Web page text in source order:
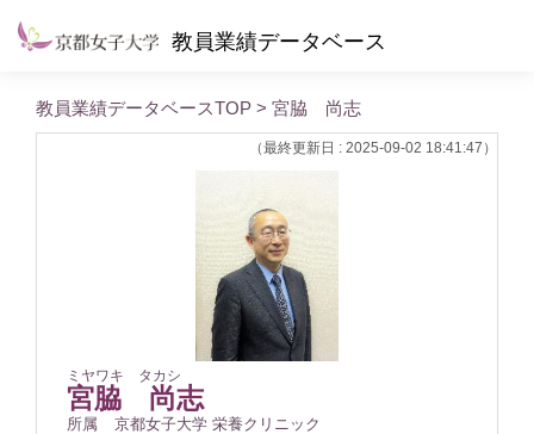
教員業績データベース
教員業績データベースTOP > 宮脇 尚志
（最終更新日 : 2025-09-02 18:41:47）
ミヤワキ タカシ
宮脇 尚志
所属
京都女子大学 栄養クリニック